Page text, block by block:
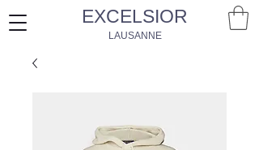
EXCELSIOR
LAUSANNE